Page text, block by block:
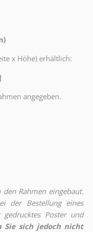
x Höhe) erhältlich:
angegeben.
Rahmen eingebaut.
der Bestellung eines
Poster und
Sie sich jedoch nicht